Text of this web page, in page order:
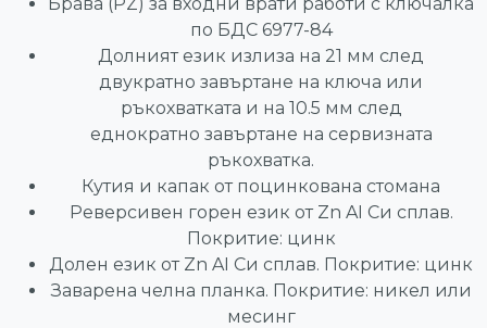
по БДС 6977-84
Долният език излиза на 21 мм след
двукратно завъртане на ключа или
ръкохватката и на 10.5 мм след
еднократно завъртане на сервизната
ръкохватка.
Кутия и капак от поцинкована стомана
Реверсивен горен език от Zn AI Си сплав.
Покритие: цинк
Долен език от Zn AI Си сплав. Покритие: цинк
Заварена челна планка. Покритие: никел или
месинг